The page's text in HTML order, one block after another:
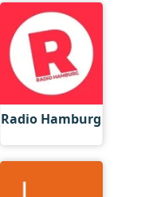
Radio Hamburg